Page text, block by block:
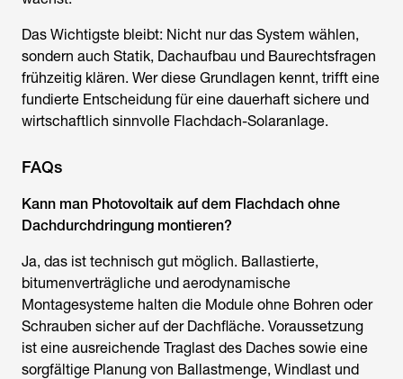
Das Wichtigste bleibt: Nicht nur das System wählen,
sondern auch Statik, Dachaufbau und Baurechtsfragen
frühzeitig klären. Wer diese Grundlagen kennt, trifft eine
fundierte Entscheidung für eine dauerhaft sichere und
wirtschaftlich sinnvolle Flachdach-Solaranlage.
FAQs
Kann man Photovoltaik auf dem Flachdach ohne
Dachdurchdringung montieren?
Ja, das ist technisch gut möglich. Ballastierte,
bitumenverträgliche und aerodynamische
Montagesysteme halten die Module ohne Bohren oder
Schrauben sicher auf der Dachfläche. Voraussetzung
ist eine ausreichende Traglast des Daches sowie eine
sorgfältige Planung von Ballastmenge, Windlast und